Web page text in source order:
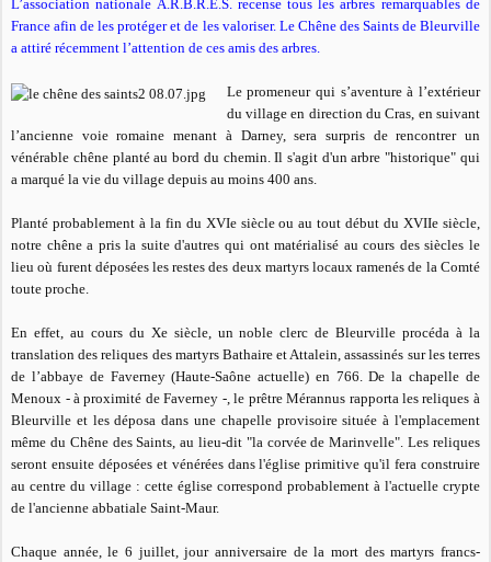
L’association nationale A.R.B.R.E.S. recense tous les arbres remarquables de
France afin de les protéger et de les valoriser. Le Chêne des Saintsde Bleurville
a attiré récemment l’attention de ces amis des arbres.
Le promeneur qui s’aventure à l’extérieur
du village en direction du Cras, en suivant
l’ancienne voie romaine menant à Darney, sera surpris de rencontrer un
vénérable chêne planté au bord du chemin. Il s'agit d'un arbre "historique" qui
a marqué la vie du village depuis au moins 400 ans.
Planté probablement à la fin du XVIe siècle ou au tout début du XVIIe siècle,
notre chêne a pris la suite d'autres qui ont matérialisé au cours des siècles le
lieu où furent déposées les restes des deux martyrs locaux ramenés de la Comté
toute proche.
En effet, au cours du Xe siècle, un noble clerc de Bleurville procéda à la
translation des reliques des martyrs Bathaire et Attalein, assassinés sur les terres
de l’abbaye de Faverney (Haute-Saône actuelle) en 766. De la chapelle de
Menoux - à proximité de Faverney -, le prêtre Mérannus rapporta les reliques à
Bleurville et les déposa dans une chapelle provisoire située à l'emplacement
même du Chêne des Saints, au lieu-dit "la corvée de Marinvelle". Les reliques
seront ensuite déposées et vénérées dans l'église primitive qu'il fera construire
au centre du village : cette église correspond probablement à l'actuelle crypte
de l'ancienne abbatiale Saint-Maur.
Chaque année, le 6 juillet, jour anniversaire de la mort des martyrs francs-